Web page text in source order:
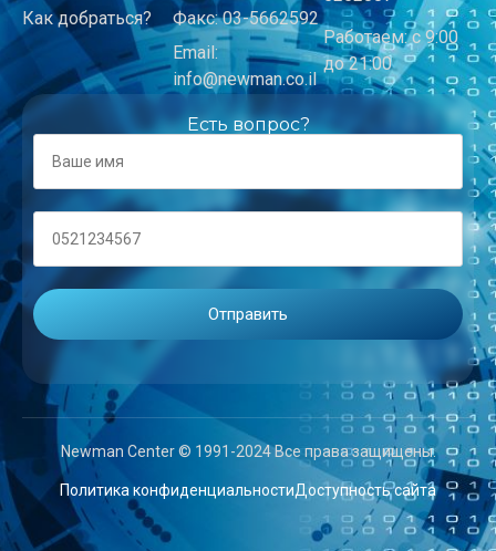
Как добраться?
Факс: 03-5662592
Email:
info@newman.co.il
Работаем: с 9:00
до 21:00
Есть вопрос?
Newman Center © 1991-2024 Все права защищены.
Политика конфиденциальностиДоступность сайта